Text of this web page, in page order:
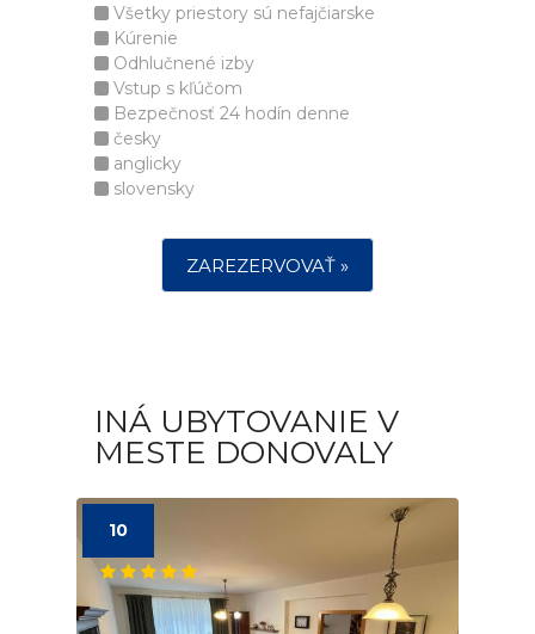
Všetky priestory sú nefajčiarske
Kúrenie
Odhlučnené izby
Vstup s kľúčom
Bezpečnosť 24 hodín denne
česky
anglicky
slovensky
ZAREZERVOVAŤ »
INÁ UBYTOVANIE V
MESTE DONOVALY
10